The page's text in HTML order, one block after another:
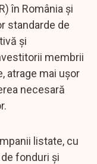
în România și
standarde de
și
membrii
atrage mai uşor
necesară
listate, cu
fonduri și